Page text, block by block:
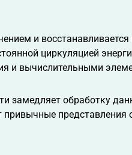
и восстанавливается
циркуляцией
и вычислительными
замедляет обработку
привычные представления